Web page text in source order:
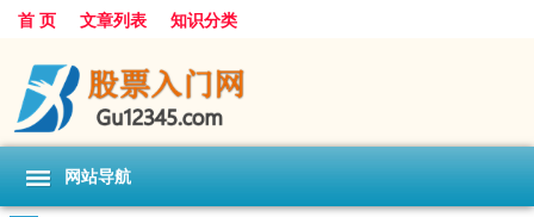
首 页 文章列表 知识分类
网站导航